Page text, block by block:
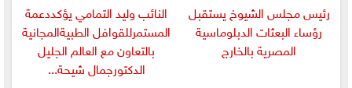
رئيس مجلس الشيوخ يستقبل
رؤساء البعثات الدبلوماسية
المصرية بالخارج
النائب وليد التمامي يؤكددعمة
المستمرللقوافل الطبيةالمجانية
بالتعاون مع العالم الجليل
الدكتورجمال شيحة...